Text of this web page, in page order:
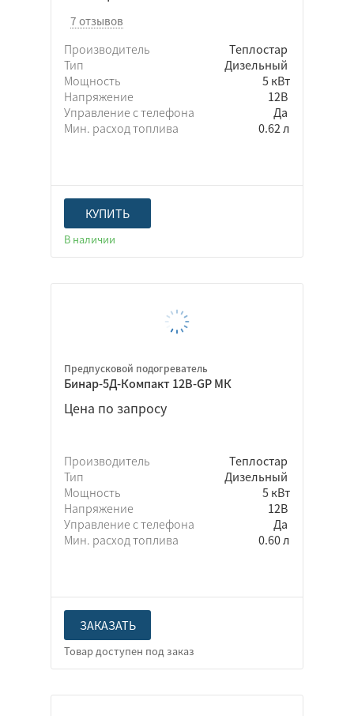
7 отзывов
Производитель
Теплостар
Тип
Дизельный
Мощность
5 кВт
Напряжение
12В
Управление с телефона
Да
Мин. расход топлива
0.62 л
КУПИТЬ
В наличии
Предпусковой подогреватель
Бинар-5Д-Компакт 12В-GP МК
Цена по запросу
Производитель
Теплостар
Тип
Дизельный
Мощность
5 кВт
Напряжение
12В
Управление с телефона
Да
Мин. расход топлива
0.60 л
ЗАКАЗАТЬ